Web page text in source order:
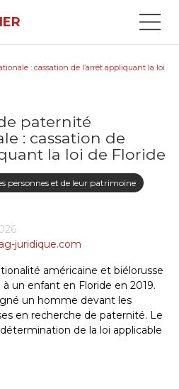
: cassation de l’arrêt appliquant la loi
paternité
: cassation de
la loi de Floride
personnes et de leur patrimoine
juridique.com
américaine et biélorusse
à un enfant en Floride en 2019.
un homme devant les
en recherche de paternité. Le
de la loi applicable